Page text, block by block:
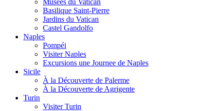
Musées du Vatican
Basilique Saint-Pierre
Jardins du Vatican
Castel Gandolfo
Naples
Pompéi
Visiter Naples
Excursions une Journee de Naples
Sicile
À la Découverte de Palerme
À la Découverte de Agrigente
Turin
Visiter Turin